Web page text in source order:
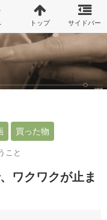
買った物
こと
ワクワクが止ま